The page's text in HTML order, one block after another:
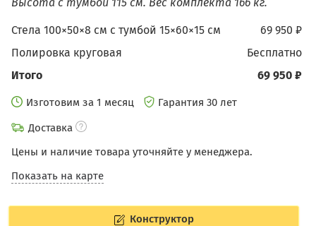
69 950 ₽
Стела 100×50×8 см с тумбой 15×60×15 см
бесплатно
Полировка круговая
69 950 ₽
Итого
Изготовим за 1 месяц
Гарантия 30 лет
Доставка
Цены и наличие товара уточняйте у менеджера.
Показать на карте
Конструктор